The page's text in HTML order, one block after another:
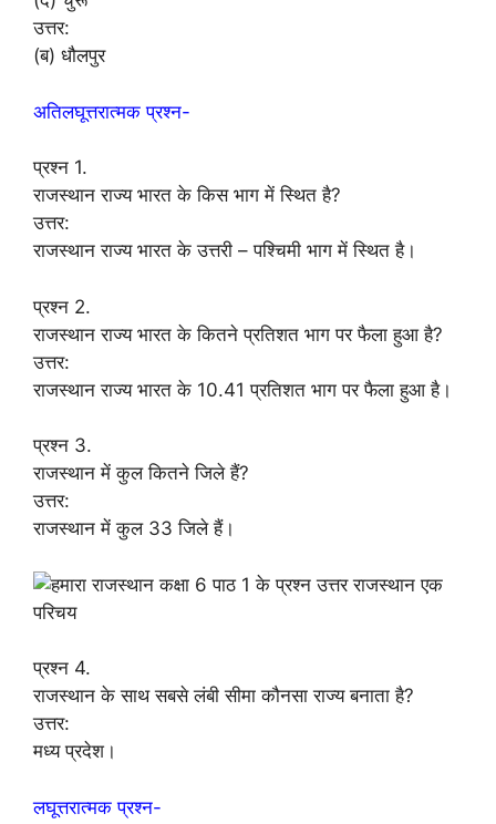
उत्तर:
(ब) धौलपुर
अतिलघूत्तरात्मक प्रश्न-
प्रश्न 1.
राजस्थान राज्य भारत के किस भाग में स्थित है?
उत्तर:
राजस्थान राज्य भारत के उत्तरी – पश्चिमी भाग में स्थित है।
प्रश्न 2.
राजस्थान राज्य भारत के कितने प्रतिशत भाग पर फैला हुआ है?
उत्तर:
राजस्थान राज्य भारत के 10.41 प्रतिशत भाग पर फैला हुआ है।
प्रश्न 3.
राजस्थान में कुल कितने जिले हैं?
उत्तर:
राजस्थान में कुल 33 जिले हैं।
प्रश्न 4.
राजस्थान के साथ सबसे लंबी सीमा कौनसा राज्य बनाता है?
उत्तर:
मध्य प्रदेश।
लघूत्तरात्मक प्रश्न-